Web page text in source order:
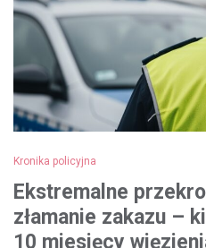
Kronika policyjna
Ekstremalne
złamanie zakazu –
10 miesięcy